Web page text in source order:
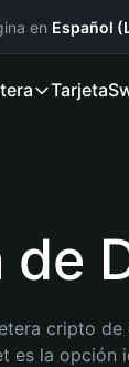
en Español
Tarjeta
cripto
es la opción